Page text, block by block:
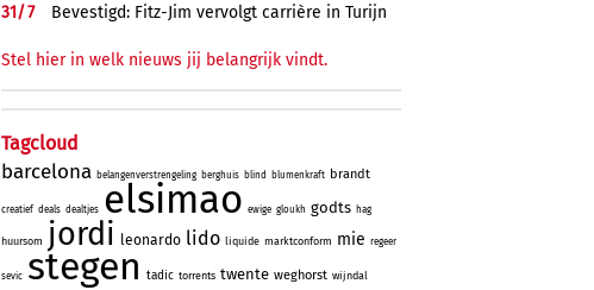
31/7 Bevestigd: Fitz-Jim vervolgt carrière in Turijn
Stel hier in welk nieuws jij belangrijk vindt.
Tagcloud
barcelona belangenverstrengeling berghuis blind blumenkraft brandt
creatief deals dealtjes elsimao ewige gloukh godts hag
huursom jordi leonardo lido liquide marktconform mie regeer
sevic stegen tadic torrents twente weghorst wijndal